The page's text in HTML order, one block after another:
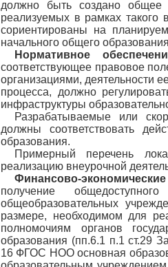
должно быть создано общее
реализуемых в рамках такого
сориентированы на
начального общего
Нормативное
соответствующее правовое
организациями, деятельности
процесса, должно
инфраструктуры
Разрабатываемые или
должны соответствовать
образования.
Примерный перечень
реализацию внеурочной
Финансово-экономические
получение
общеобразовательных
размере, необходимом для
полномочиям органов
образования (пп.6.1 п.1 ст.29
16 ФГОС НОО основная